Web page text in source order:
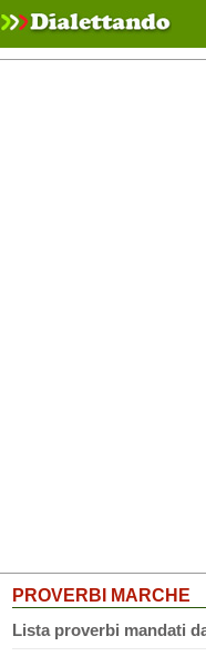
PROVERBI MARCHE
Lista proverbi mandati